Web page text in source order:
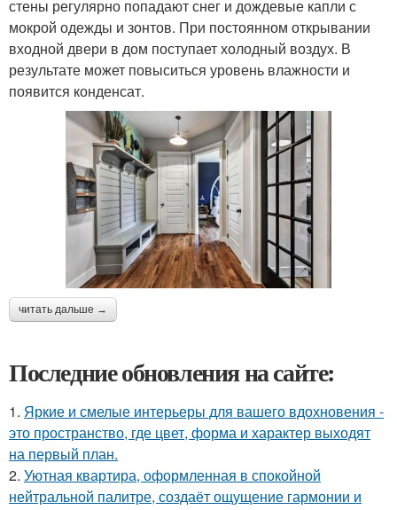
стены регулярно попадают снег и дождевые капли с
мокрой одежды и зонтов. При постоянном открывании
входной двери в дом поступает холодный воздух. В
результате может повыситься уровень влажности и
появится конденсат.
читать дальше →
Последние обновления на сайте:
1. Яркие и смелые интерьеры для вашего вдохновения -
это пространство, где цвет, форма и характер выходят
на первый план.
2. Уютная квартира, оформленная в спокойной
нейтральной палитре, создаёт ощущение гармонии и